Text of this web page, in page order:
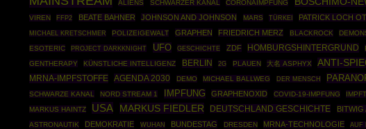
ALIENS SCHWARZER KANAL CORONAIMPFUNG
VIREN FFP2 BEATE BAHNER JOHNSON AND JOHNSON MARS TÜRKEI PATRICK LOCH
MICHAEL KRETSCHMER POLIZEIGEWALT GRAPHEN FRIEDRICH MERZ BLACKROCK
ESOTERIC
PROJECT DARKKNIGHT UFO GESCHICHTE ZDF HOMBURGSHINTERGRUND
GENTHERAPY
KÜNSTLICHE INTELLIGENZ BERLIN 2G PLAUEN 大名 ASPHYX ANTI-
MRNA-IMPFSTOFFE AGENDA 2030 DEMO MICHAEL BALLWEG DER MENSCH
SCHWARZE KANAL
NORD STREAM 1 IMPFUNG GRAPHENOXID COVID-19-IMPFUNG
MARKUS HAINTZ
USA MARKUS FIEDLER DEUTSCHLAND GESCHICHTE BITWIG
ASTRONAUTIK
DEMOKRATIE WUHAN BUNDESTAG DRESDEN MRNA-TECHNOLOGIE AUF